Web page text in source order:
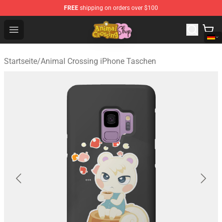
FREE shipping on orders over $100
Open menu
Animal Crossing Shop - Official Animal Crossing
Startseite/Animal Crossing iPhone Taschen